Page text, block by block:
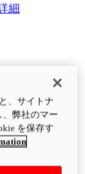
細
細
、サイトナ
弊社のマー
を保存す